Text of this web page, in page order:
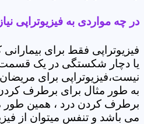
در چه مواردی به فیزیوتراپی
فیزیوتراپی فقط برای
یا دچار شکستگی در یک قسمت
نیست،فیزیوتراپی برای
به طور مثال برای برطرف
برطرف کردن درد ، همین طور
می باشد و تنفس میتوان از